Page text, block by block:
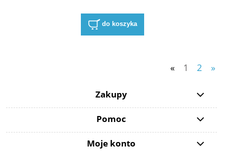
do koszyka
« 1 2 »
Zakupy
Pomoc
Moje konto